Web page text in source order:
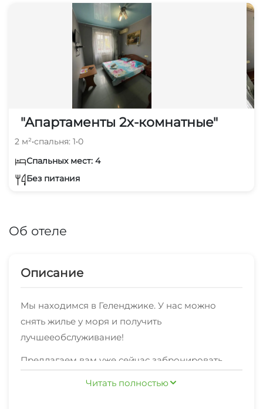
"Апартаменты 2х-комнатные"
2 м²•спальня: 1•0
Спальных мест: 4
Без питания
Об отеле
Описание
Мы находимся в Геленджике. У нас можно
снять жилье у моря и получить
лучшееобслуживание!
Предлагаем вам уже сейчас забронировать
Читать полностью